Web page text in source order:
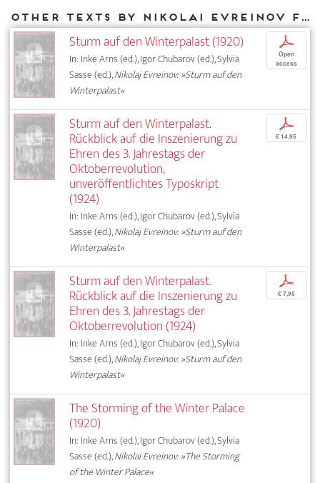
Other texts by Nikolai Evreinov for DIAPHANES
Sturm auf den Winterpalast (1920)
In: Inke Arns (ed.), Igor Chubarov (ed.), Sylvia
Sasse (ed.),Nikolaj Evreinov: »Sturm auf den
Winterpalast«
p
Open
access
Sturm auf den Winterpalast.
Rückblick auf die Inszenierung zu
Ehren des 3. Jahrestags der
Oktoberrevolution,
unveröffentlichtes Typoskript
(1924)
In: Inke Arns (ed.), Igor Chubarov (ed.), Sylvia
Sasse (ed.),Nikolaj Evreinov: »Sturm auf den
Winterpalast«
p
€ 14,95
Sturm auf den Winterpalast.
Rückblick auf die Inszenierung zu
Ehren des 3. Jahrestags der
Oktoberrevolution (1924)
In: Inke Arns (ed.), Igor Chubarov (ed.), Sylvia
Sasse (ed.),Nikolaj Evreinov: »Sturm auf den
Winterpalast«
p
€ 7,95
The Storming of the Winter Palace
(1920)
In: Inke Arns (ed.), Igor Chubarov (ed.), Sylvia
Sasse (ed.),Nikolai Evreinov: »The Storming
of the Winter Palace«